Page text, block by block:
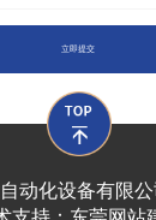
立即提交
动化设备有限